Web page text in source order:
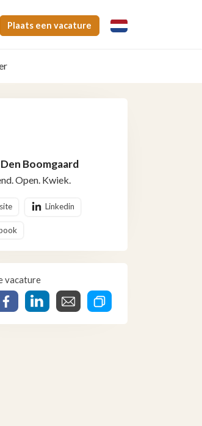
Plaats een vacature
Boomgaard
Open. Kwiek.
Linkedin
vacature